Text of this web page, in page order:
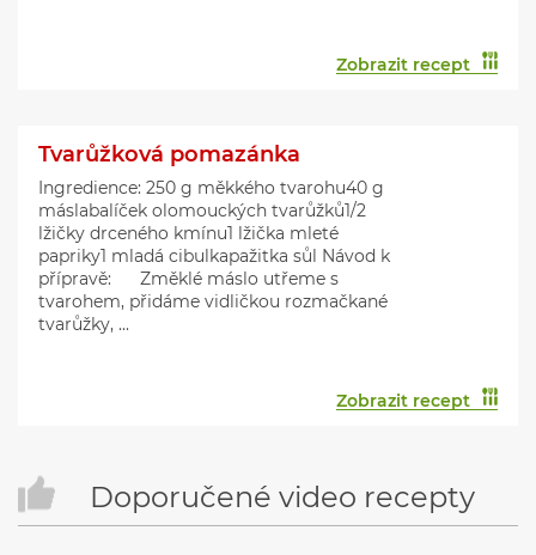
Zobrazit recept
Tvarůžková pomazánka
Ingredience: 250 g měkkého tvarohu40 g
máslabalíček olomouckých tvarůžků1/2
lžičky drceného kmínu1 lžička mleté
papriky1 mladá cibulkapažitka sůl Návod k
přípravě: Změklé máslo utřeme s
tvarohem, přidáme vidličkou rozmačkané
tvarůžky, ...
Zobrazit recept
Doporučené video recepty